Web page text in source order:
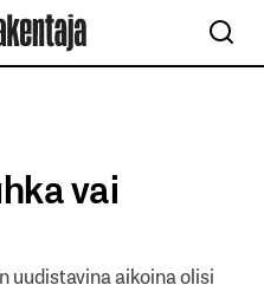
vai
uudistavina aikoina olisi